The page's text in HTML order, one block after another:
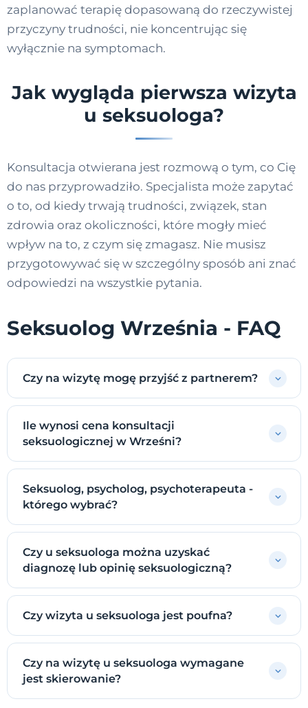
zaplanować terapię dopasowaną do rzeczywistej
przyczyny trudności, nie koncentrując się
wyłącznie na symptomach.
Jak wygląda pierwsza wizyta
u seksuologa?
Konsultacja otwierana jest rozmową o tym, co Cię
do nas przyprowadziło. Specjalista może zapytać
o to, od kiedy trwają trudności, związek, stan
zdrowia oraz okoliczności, które mogły mieć
wpływ na to, z czym się zmagasz. Nie musisz
przygotowywać się w szczególny sposób ani znać
odpowiedzi na wszystkie pytania.
Seksuolog Września - FAQ
Czy na wizytę mogę przyjść z partnerem?
Ile wynosi cena konsultacji
seksuologicznej w Wrześni?
Seksuolog, psycholog, psychoterapeuta -
którego wybrać?
Czy u seksuologa można uzyskać
diagnozę lub opinię seksuologiczną?
Czy wizyta u seksuologa jest poufna?
Czy na wizytę u seksuologa wymagane
jest skierowanie?